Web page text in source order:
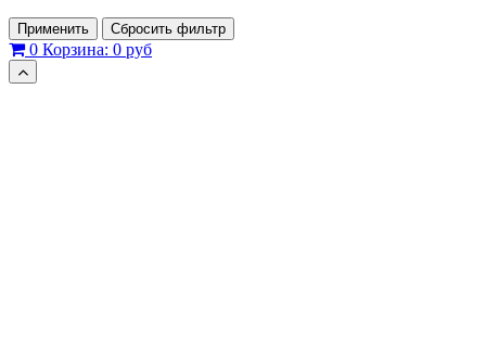
Применить Сбросить фильтр
0 Корзина: 0 руб